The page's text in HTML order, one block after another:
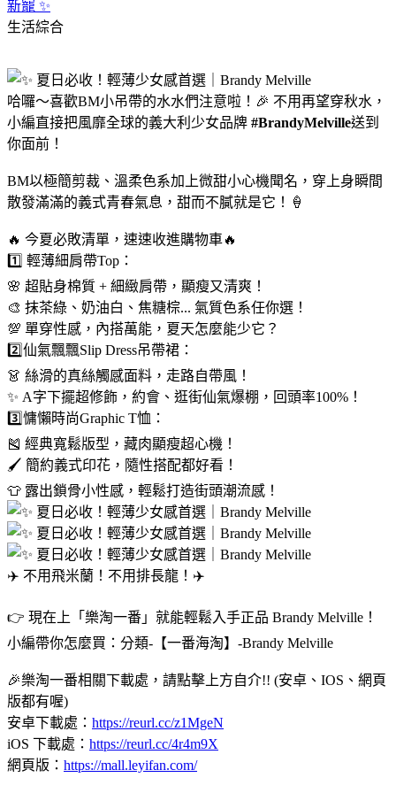
新寵 ✨
生活綜合
哈囉～喜歡BM小吊帶的水水們注意啦！🎉 不用再望穿秋水，
小編直接把風靡全球的義大利少女品牌 #BrandyMelville送到
你面前！
BM以極簡剪裁、溫柔色系加上微甜小心機聞名，穿上身瞬間
散發滿滿的義式青春氣息，甜而不膩就是它！🍦
🔥 今夏必敗清單，速速收進購物車🔥
1️⃣ 輕薄細肩帶Top：
🌸 超貼身棉質 + 細緻肩帶，顯瘦又清爽！
🎨 抹茶綠、奶油白、焦糖棕... 氣質色系任你選！
💯 單穿性感，內搭萬能，夏天怎麼能少它？
2️⃣仙氣飄飄Slip Dress吊帶裙：
👗 絲滑的真絲觸感面料，走路自帶風！
✨ A字下擺超修飾，約會、逛街仙氣爆棚，回頭率100%！
3️⃣慵懶時尚Graphic T恤：
🎽 經典寬鬆版型，藏肉顯瘦超心機！
🖌️ 簡約義式印花，隨性搭配都好看！
👕 露出鎖骨小性感，輕鬆打造街頭潮流感！
✈️ 不用飛米蘭！不用排長龍！✈️
👉 現在上「樂淘一番」就能輕鬆入手正品 Brandy Melville！
小編帶你怎麼買：分類-【一番海淘】-Brandy Melville
🎉樂淘一番相關下載處，請點擊上方自介!! (安卓、IOS、網頁
版都有喔)
安卓下載處： https://reurl.cc/z1MgeN
iOS 下載處： https://reurl.cc/4r4m9X
網頁版： https://mall.leyifan.com/